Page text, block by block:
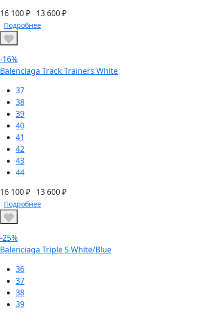
16 100 ₽ 13 600 ₽
Подробнее
-16%
Balenciaga Track Trainers White
37
38
39
40
41
42
43
44
16 100 ₽ 13 600 ₽
Подробнее
-25%
Balenciaga Triple S White/Blue
36
37
38
39